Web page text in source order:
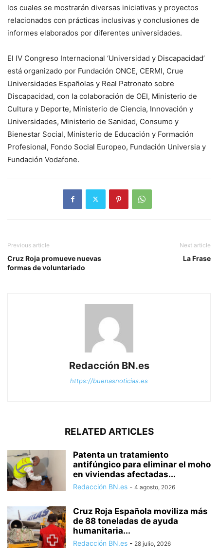
los cuales se mostrarán diversas iniciativas y proyectos
relacionados con prácticas inclusivas y conclusiones de
informes elaborados por diferentes universidades.
El IV Congreso Internacional ‘Universidad y Discapacidad’
está organizado por Fundación ONCE, CERMI, Crue
Universidades Españolas y Real Patronato sobre
Discapacidad, con la colaboración de OEI, Ministerio de
Cultura y Deporte, Ministerio de Ciencia, Innovación y
Universidades, Ministerio de Sanidad, Consumo y
Bienestar Social, Ministerio de Educación y Formación
Profesional, Fondo Social Europeo, Fundación Universia y
Fundación Vodafone.
Previous article
Cruz Roja promueve nuevas
formas de voluntariado
Next article
La Frase
Redacción BN.es
https://buenasnoticias.es
RELATED ARTICLES
Patenta un tratamiento
antifúngico para eliminar el moho
en viviendas afectadas...
Redacción BN.es - 4 agosto, 2026
Cruz Roja Española moviliza más
de 88 toneladas de ayuda
humanitaria...
Redacción BN.es - 28 julio, 2026